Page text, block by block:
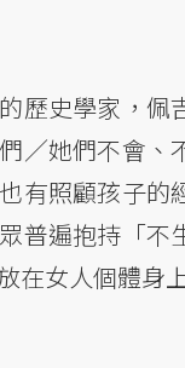
歷史學家，
／她們不會
有照顧孩子的
普遍抱持「
在女人個體身